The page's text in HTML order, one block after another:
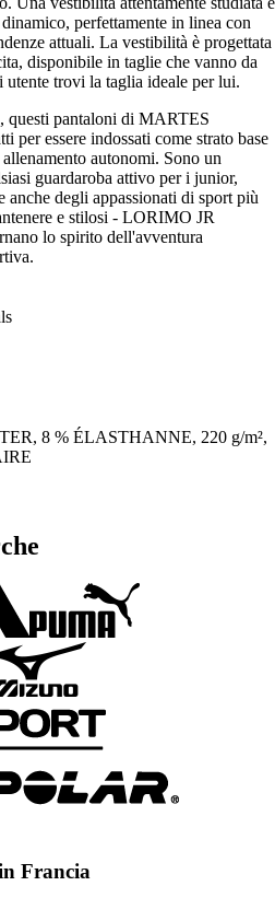
perfettamente in linea con
attuali. La vestibilità è progettata
disponibile in taglie che vanno da
utente trovi la taglia ideale per lui.
questi pantaloni di MARTES
per essere indossati come strato base
autonomi. Sono un
guardaroba attivo per i junior,
anche degli appassionati di sport più
e stilosi - LORIMO JR
lo spirito dell'avventura
8 % ÉLASTHANNE, 220 g/m²,
Francia